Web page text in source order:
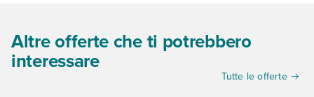
Altre offerte che ti potrebbero
interessare
Tutte le offerte